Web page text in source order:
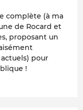
complète (à ma
de Rocard et
proposant un
pour
!